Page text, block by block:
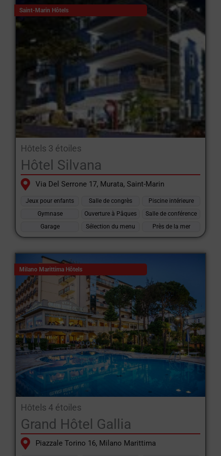
Saint-Marin Hôtels
Hôtels 3 étoiles
Hôtel Silvana
Via Del Serrone 17, Murata, Saint-Marin
Jeux pour enfants Salle de congrès
Piscine intérieure
Gymnase
Ouverture à Pâques
Salle de conférence
Garage
Sélection du menu Près de la mer
Milano Marittima Hôtels
Hôtels 4 étoiles
Grand Hôtel Gallia
Piazzale Torino 16, Milano Marittima